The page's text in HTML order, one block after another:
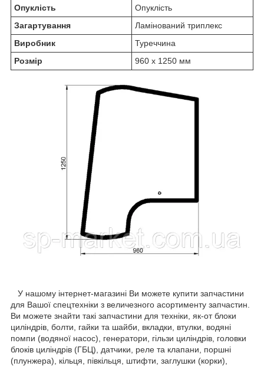
Опуклість
Опуклість
Загартування
Ламінований триплекс
Виробник
Туреччина
Розмір
960 х 1250 мм
У нашому інтернет-магазині Ви можете купити запчастини
для Вашої спецтехніки з величезного асортименту запчастин.
Ви можете знайти такі запчастини для техніки, як-от блоки
циліндрів, болти, гайки та шайби, вкладки, втулки, водяні
помпи (водяної насос), генератори, гільзи циліндрів, головки
блоків циліндрів (ГБЦ), датчики, реле та клапани, поршні
(плунжера), кільця, півкільця, штифти, заглушки (корки),